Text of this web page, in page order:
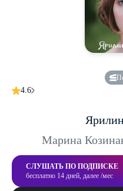
4.6
Марина
СЛУШАТЬ ПО ПОДПИСКЕ
бесплатно 14 дней, далее /мес